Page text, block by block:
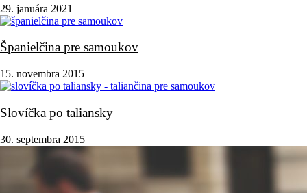
29. januára 2021
Španielčina pre samoukov
15. novembra 2015
Slovíčka po taliansky
30. septembra 2015